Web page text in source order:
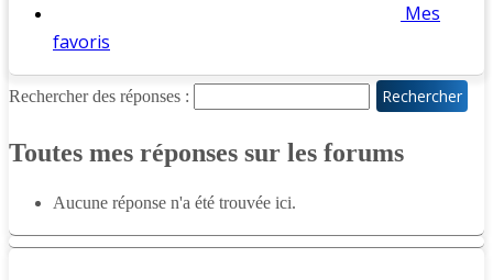
Mes
favoris
Rechercher des réponses :
Toutes mes réponses sur les forums
Aucune réponse n'a été trouvée ici.